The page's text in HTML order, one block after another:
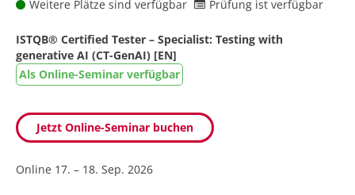
Weitere Plätze sind verfügbar Prüfung ist verfügbar
ISTQB® Certified Tester – Specialist: Testing with
generative AI (CT-GenAI) [EN]
Als Online-Seminar verfügbar
Jetzt Online-Seminar buchen
Online 17. – 18. Sep. 2026